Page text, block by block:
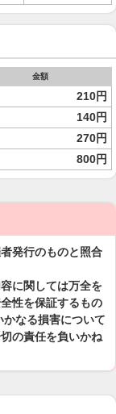
金額
210円
140円
270円
800円
発行のものと照合
に関しては万全を
性を保証するもの
なる損害について
の責任を負いかね